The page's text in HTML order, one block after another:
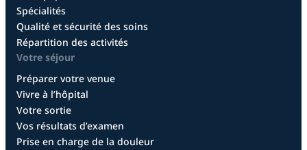
Spécialités
Qualité et sécurité des soins
Répartition des activités
Votre séjour
Préparer votre venue
Vivre à l’hôpital
Votre sortie
Vos résultats d’examen
Prise en charge de la douleur